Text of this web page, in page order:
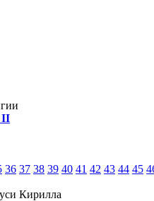
II
36 37 38 39 40 41 42 43 44 45
Кирилла